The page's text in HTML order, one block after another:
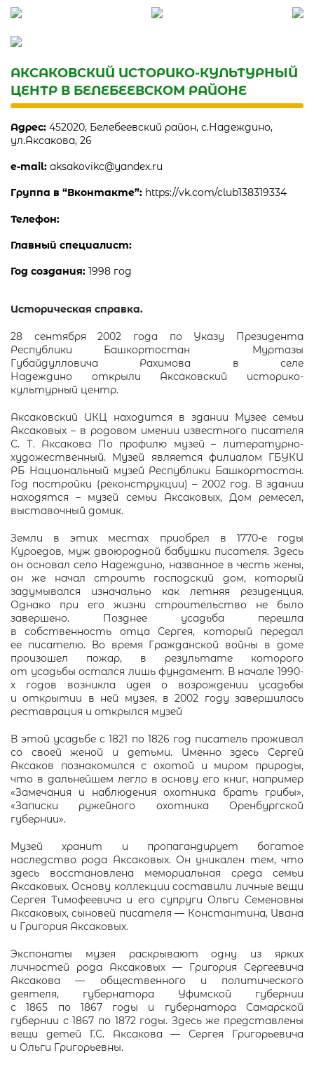
Skip
content
АКСАКОВСКИЙ ИСТОРИКО-КУЛЬТУРНЫЙ
ЦЕНТР В БЕЛЕБЕЕВСКОМ РАЙОНЕ
Адрес: 452020, Белебеевский район, с.Надеждино,
ул.Аксакова, 26
e-mail: aksakovikc@yandex.ru
Группа в “Вконтакте”: https://vk.com/club138319334
Телефон:
Главный специалист:
Год создания: 1998 год
Историческая справка.
28 сентября 2002 года по Указу Президента
Республики Башкортостан Муртазы
Губайдулловича Рахимова в селе
Надеждино открыли Аксаковский историко-
культурный центр.
Аксаковский ИКЦ находится в здании Музее семьи
Аксаковых – в родовом имении известного писателя
С. Т. Аксакова По профилю музей – литературно-
художественный. Музей является филиалом ГБУКИ
РБ Национальный музей Республики Башкортостан.
Год постройки (реконструкции) – 2002 год. В здании
находятся – музей семьи Аксаковых, Дом ремесел,
выставочный домик.
Земли в этих местах приобрел в 1770-е годы
Куроедов, муж двоюродной бабушки писателя. Здесь
он основал село Надеждино, названное в честь жены,
он же начал строить господский дом, который
задумывался изначально как летняя резиденция.
Однако при его жизни строительство не было
завершено. Позднее усадьба перешла
в собственность отца Сергея, который передал
ее писателю. Во время Гражданской войны в доме
произошел пожар, в результате которого
от усадьбы остался лишь фундамент. В начале 1990-
х годов возникла идея о возрождении усадьбы
и открытии в ней музея, в 2002 году завершилась
реставрация и открылся музей
В этой усадьбе с 1821 по 1826 год писатель проживал
со своей женой и детьми. Именно здесь Сергей
Аксаков познакомился с охотой и миром природы,
что в дальнейшем легло в основу его книг, например
«Замечания и наблюдения охотника брать грибы»,
«Записки ружейного охотника Оренбургской
губернии».
Музей хранит и пропагандирует богатое
наследство рода Аксаковых. Он уникален тем, что
здесь восстановлена мемориальная среда семьи
Аксаковых. Основу коллекции составили личные вещи
Сергея Тимофеевича и его супруги Ольги Семеновны
Аксаковых, сыновей писателя — Константина, Ивана
и Григория Аксаковых.
Экспонаты музея раскрывают одну из ярких
личностей рода Аксаковых — Григория Сергеевича
Аксакова — общественного и политического
деятеля, губернатора Уфимской губернии
с 1865 по 1867 годы и губернатора Самарской
губернии с 1867 по 1872 годы. Здесь же представлены
вещи детей Г.С. Аксакова — Сергея Григорьевича
и Ольги Григорьевны.